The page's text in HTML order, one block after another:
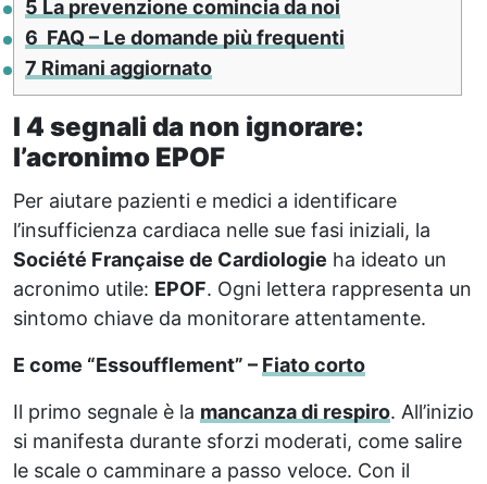
5 La prevenzione comincia da noi
6 FAQ – Le domande più frequenti
7 Rimani aggiornato
I 4 segnali da non ignorare:
l’acronimo EPOF
Per aiutare pazienti e medici a identificare
l’insufficienza cardiaca nelle sue fasi iniziali, la
Société Française de Cardiologie ha ideato un
acronimo utile: EPOF. Ogni lettera rappresenta un
sintomo chiave da monitorare attentamente.
E come “Essoufflement” – Fiato corto
Il primo segnale è la mancanza di respiro. All’inizio
si manifesta durante sforzi moderati, come salire
le scale o camminare a passo veloce. Con il